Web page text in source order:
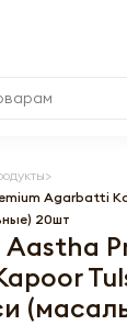
Agarbatti
20шт
Aastha